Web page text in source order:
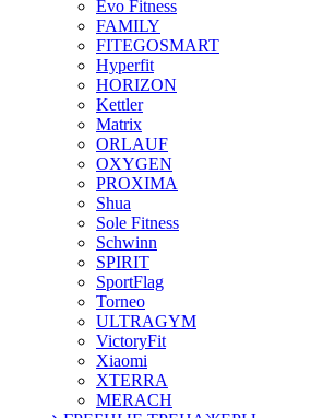
Evo Fitness
FAMILY
FITEGOSMART
Hyperfit
HORIZON
Kettler
Matrix
ORLAUF
OXYGEN
PROXIMA
Shua
Sole Fitness
Schwinn
SPIRIT
SportFlag
Torneo
ULTRAGYM
VictoryFit
Xiaomi
XTERRA
MERACH